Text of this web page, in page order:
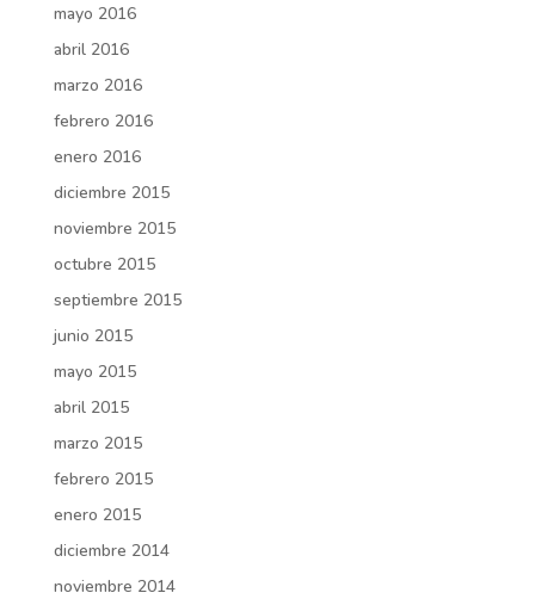
mayo 2016
abril 2016
marzo 2016
febrero 2016
enero 2016
diciembre 2015
noviembre 2015
octubre 2015
septiembre 2015
junio 2015
mayo 2015
abril 2015
marzo 2015
febrero 2015
enero 2015
diciembre 2014
noviembre 2014